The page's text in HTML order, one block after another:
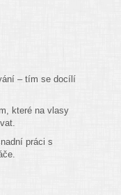
– tím se docílí
které na vlasy
práci s